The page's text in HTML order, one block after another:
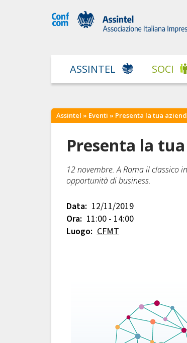
ASSINTEL SOCI
Assintel » Eventi » Presenta la tua
Presenta la
12 novembre. A Roma il classico
opportunità di business.
Data: 12/11/2019
Ora: 11:00 - 14:00
Luogo: CFMT